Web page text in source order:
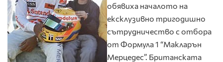
обявиха началото на
ексклузивно тригодишно
сътрудничество с отбора
от Формула 1 “Макларън
Мерцедес”. Британската